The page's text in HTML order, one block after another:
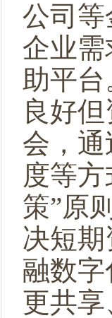
公司
企业
助平
良好但
会，
度等
策”原
决短
融数
更共